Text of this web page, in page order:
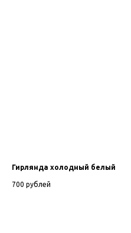
Гирлянда холодный белый
700 рублей